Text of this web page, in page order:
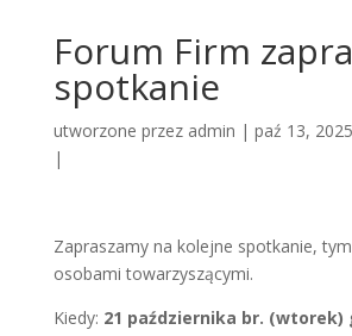
Forum Firm
spotkanie
utworzone przez admin | paź 13, 2025
|
Zapraszamy na kolejne spotkanie,
osobami towarzyszącymi.
Kiedy: 21 października br. (wtorek)